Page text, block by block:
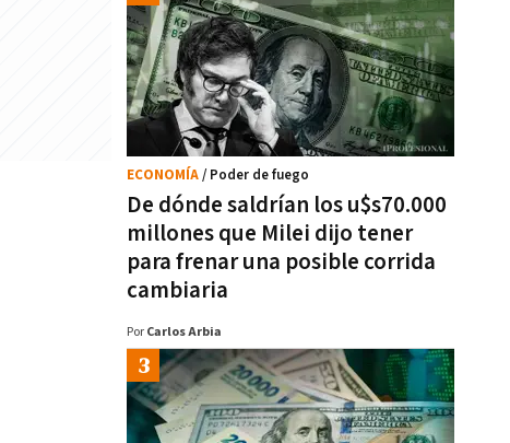
De dónde saldrían los u$s70.000
millones que Milei dijo tener
para frenar una posible corrida
cambiaria
ECONOMÍA/ Poder de fuego
Por Carlos Arbia